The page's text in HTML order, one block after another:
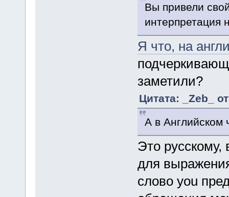
Вы привели
интерпретация
Я что, на
заметили?
Цитата: _Zeb_
А в Английском
Это русскому,
для
слово you